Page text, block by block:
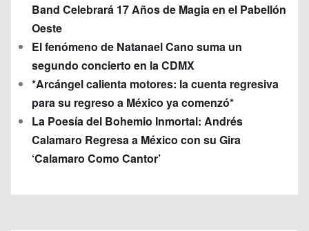
Band Celebrará 17 Años de Magia en el Pabellón
Oeste
El fenómeno de Natanael Cano suma un
segundo concierto en la CDMX
*Arcángel calienta motores: la cuenta regresiva
para su regreso a México ya comenzó*
La Poesía del Bohemio Inmortal: Andrés
Calamaro Regresa a México con su Gira
‘Calamaro Como Cantor’